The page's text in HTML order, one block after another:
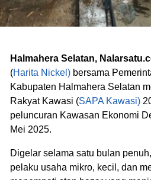
Halmahera Selatan,
(Harita Nickel) bersama
Kabupaten Halmahera Selatan
Rakyat Kawasi (SAPA Kawasi)
peluncuran Kawasan Ekonomi
Mei 2025.
Digelar selama satu bulan
pelaku usaha mikro, kecil, dan